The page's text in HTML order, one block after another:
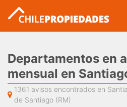
Departamentos en
mensual en
1361 avisos encontrados en
de Santiago (RM)